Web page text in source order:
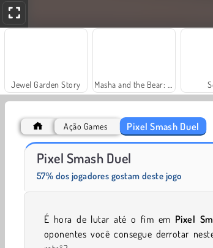
Jewel Garden Story
Farm Merge Valley
Ação Games Pixel Smash Duel
Pixel Smash Duel
57% dos jogadores gostam deste jogo
É hora de lutar até o fim em Pixel
oponentes você consegue derrotar